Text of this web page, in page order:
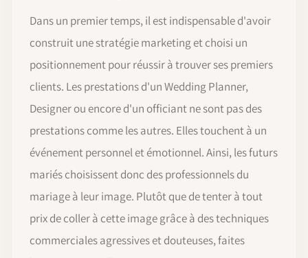
Dans un premier temps, il est indispensable d'avoir
construit une stratégie marketing et choisi un
positionnement pour réussir à trouver ses premiers
clients. Les prestations d'un Wedding Planner,
Designer ou encore d'un officiant ne sont pas des
prestations comme les autres. Elles touchent à un
événement personnel et émotionnel. Ainsi, les futurs
mariés choisissent donc des professionnels du
mariage à leur image. Plutôt que de tenter à tout
prix de coller à cette image grâce à des techniques
commerciales agressives et douteuses, faites